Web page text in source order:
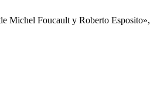
Michel Foucault y Roberto Esposito»,